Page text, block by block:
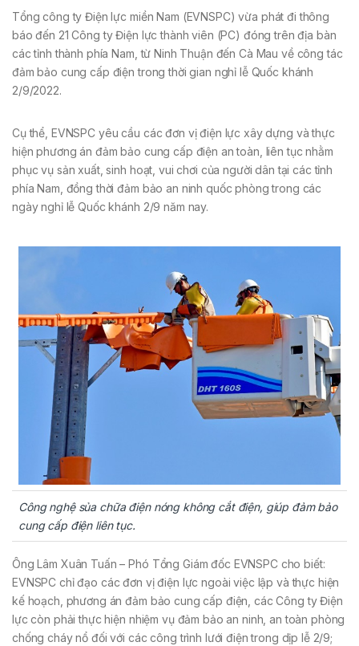
Tổng công ty Điện lực miền Nam (EVNSPC) vừa phát đi thông
báo đến 21 Công ty Điện lực thành viên (PC) đóng trên địa bàn
các tỉnh thành phía Nam, từ Ninh Thuận đến Cà Mau về công tác
đảm bảo cung cấp điện trong thời gian nghỉ lễ Quốc khánh
2/9/2022.
Cụ thể, EVNSPC yêu cầu các đơn vị điện lực xây dựng và thực
hiện phương án đảm bảo cung cấp điện an toàn, liên tục nhằm
phục vụ sản xuất, sinh hoạt, vui chơi của người dân tại các tỉnh
phía Nam, đồng thời đảm bảo an ninh quốc phòng trong các
ngày nghỉ lễ Quốc khánh 2/9 năm nay.
Công nghệ sủa chữa điện nóng không cắt điện, giúp đảm bảo
cung cấp điện liên tục.
Ông Lâm Xuân Tuấn – Phó Tổng Giám đốc EVNSPC cho biết:
EVNSPC chỉ đạo các đơn vị điện lực ngoài việc lập và thực hiện
kế hoạch, phương án đảm bảo cung cấp điện, các Công ty Điện
lực còn phải thực hiện nhiệm vụ đảm bảo an ninh, an toàn phòng
chống cháy nổ đối với các công trình lưới điện trong dịp lễ 2/9;